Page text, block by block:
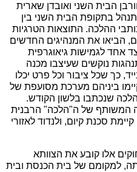
הבית השני ואובדן שארית
בתקופת הבית השני בין
ההלכה. התוצאות הטרגיות
הביאו את המנהיגים החדשים
אחד לגמישות גיאוגרפית
נוקשים שעיצבו מכנה
כך שכל ציבור וכל פרט יכלו
ביניהם מערכת מסועפת של
הלכה שנכתבו בלשון הקודש.
המשותף של ה"הלכה" הרבנית
סכנת קיום, ולנדוד לאזורי
אלו קובע את הצוותא
למקומם של בית הכנסת ובית